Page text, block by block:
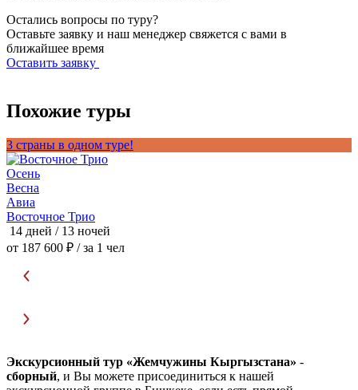
Остались вопросы по туру?
Оставьте заявку и наш менеджер свяжется с вами в
ближайшее время
Оставить заявку
Похожие туры
3 страны в одном туре!
Осень
Весна
Авиа
Восточное Трио
14 дней / 13 ночей
от 187 600 ₽ / за 1 чел
Экскурсионный тур «Жемчужины Кыргызстана» -
сборный, и Вы можете присоединиться к нашей